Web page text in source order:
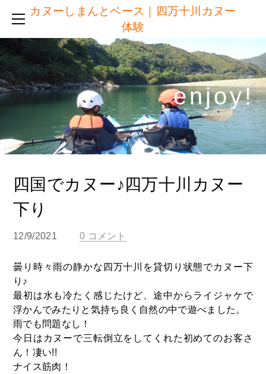
カヌーしまんとベース｜四万十川カヌー
体験
enjoy!​
四国でカヌー♪四万十川カヌー
下り
12/9/2021 0 コメント
曇り時々雨の静かな四万十川を貸切り状態でカヌー下
り♪
最初は水も冷たく感じたけど、途中からライジャケで
浮かんでみたりと気持ち良く自然の中で遊べました。
雨でも問題なし！
今日はカヌーで三転倒立をしてくれた初めてのお客さ
ん！凄い!!
ナイス筋肉！
半日コース ＆ 短時間コース
他社との違い
ご予約
服装・持ち物・施設
体験日の流れ
アクセス
ブログ
注意点・キャンセルについて